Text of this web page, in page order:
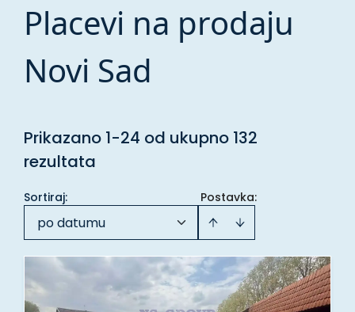
Placevi na prodaju
Novi Sad
Prikazano 1-24 od ukupno 132
rezultata
Postavka:
Sortiraj:
po datumu